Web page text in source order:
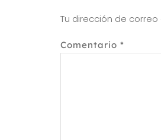
Tu dirección de
Comentario *